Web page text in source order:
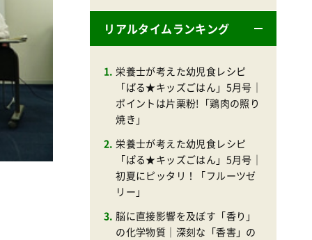
リアルタイムランキング
栄養士が考えた幼児食レシピ
「ぱる★キッズごはん」5月号｜
ポイントは片栗粉!「鶏肉の照り
焼き」
栄養士が考えた幼児食レシピ
「ぱる★キッズごはん」5月号｜
初夏にピッタリ！「フルーツゼ
リー」
脳に直接影響を及ぼす「香り」
の化学物質｜深刻な「香害」の